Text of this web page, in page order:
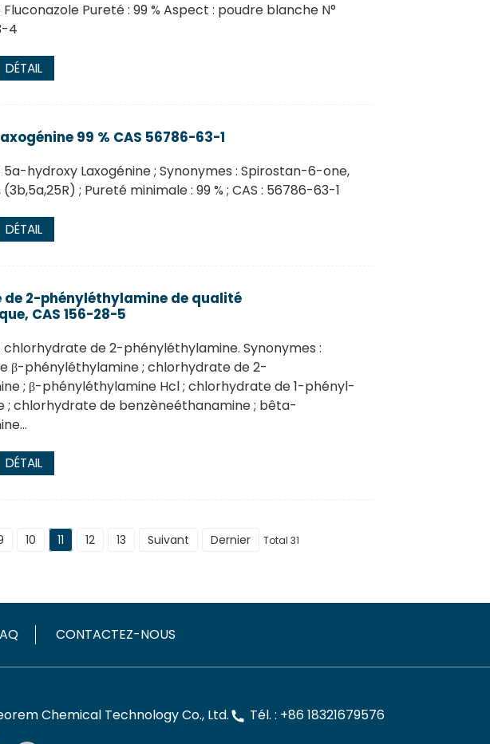
Pureté : 99 % Aspect : poudre blanche N°
4
DÉTAIL
99 % CAS 56786-63-1
5a-hydroxy Laxogénine ; Synonymes : Spirostan-6-one,
; Pureté minimale : 99 % ; CAS : 56786-63-1
DÉTAIL
2-phényléthylamine de qualité
CAS 156-28-5
chlorhydrate de 2-phényléthylamine. Synonymes :
β-phényléthylamine ; chlorhydrate de 2-
; β-phényléthylamine Hcl ; chlorhydrate de 1-phényl-
; chlorhydrate de benzèneéthanamine ; bêta-
DÉTAIL
10 11 12 13 Suivant Dernier Total 31
CONTACTEZ-NOUS
Chemical Technology Co., Ltd. Tél. : +86 18321679576